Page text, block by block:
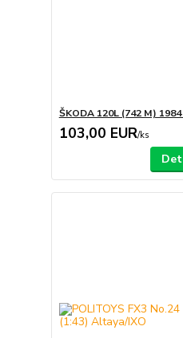
ŠKODA 120L (742 M)
103,00 EUR/ks